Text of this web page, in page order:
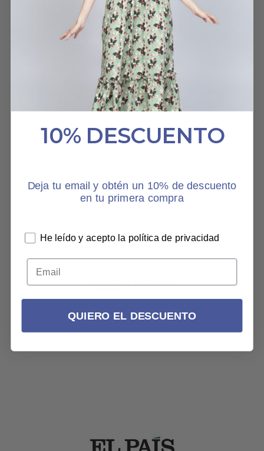
de llevarla. La textura es
muy agradable y
fresquita y es muy
cómoda.
TOP JAPAN
13 AGOSTO, 2022
HABLAN DE NOSOTROS
10% DESCUENTO
Deja tu email y obtén un 10% de descuento
en tu primera compra
He leído y acepto la política de privacidad
QUIERO EL DESCUENTO